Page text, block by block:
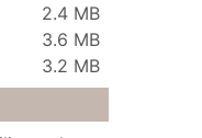
2.4 MB
3.6 MB
3.2 MB